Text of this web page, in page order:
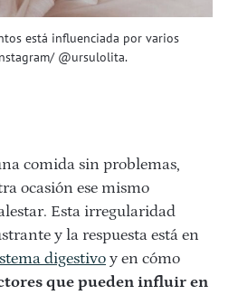
está influenciada por varios
@ursulolita.
comida sin problemas,
ocasión ese mismo
Esta irregularidad
y la respuesta está en
digestivo y en cómo
que pueden influir en